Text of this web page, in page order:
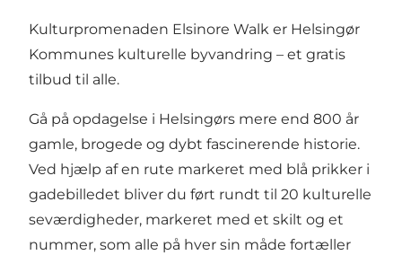
Kulturpromenaden Elsinore Walk er Helsingør
Kommunes kulturelle byvandring – et gratis
tilbud til alle.
Gå på opdagelse i Helsingørs mere end 800 år
gamle, brogede og dybt fascinerende historie.
Ved hjælp af en rute markeret med blå prikker i
gadebilledet bliver du ført rundt til 20 kulturelle
seværdigheder, markeret med et skilt og et
nummer, som alle på hver sin måde fortæller